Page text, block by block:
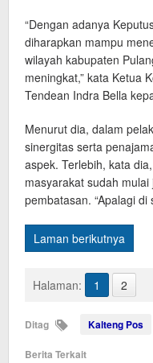
“Dengan adanya
diharapkan mampu
wilayah kabupaten
meningkat,” kata Ketua
Tendean Indra Bella
Menurut dia, dalam
sinergitas serta
aspek. Terlebih, kata
masyarakat sudah
pembatasan. “Apalagi di
Laman berikutnya
Halaman: 1 2
Ditag Kalteng Pos
Berita Terkait